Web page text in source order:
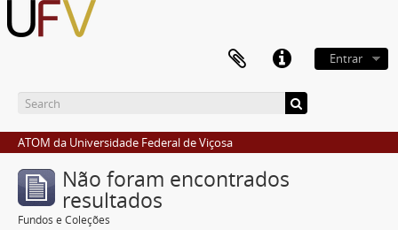
Entrar
ATOM da Universidade Federal de Viçosa
Não foram encontrados
resultados
Fundos e Coleções